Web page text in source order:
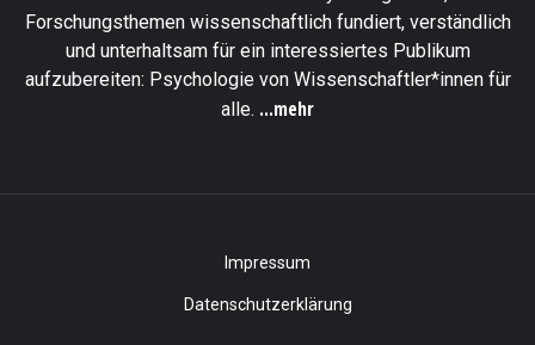
Forschungsthemen wissenschaftlich fundiert, verständlich
und unterhaltsam für ein interessiertes Publikum
aufzubereiten: Psychologie von Wissenschaftler*innen für
alle. ...mehr
Impressum
Datenschutzerklärung